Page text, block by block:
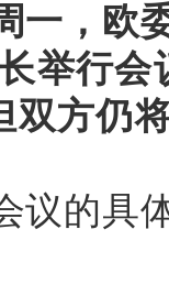
一，欧
举行
双方仍
议的具